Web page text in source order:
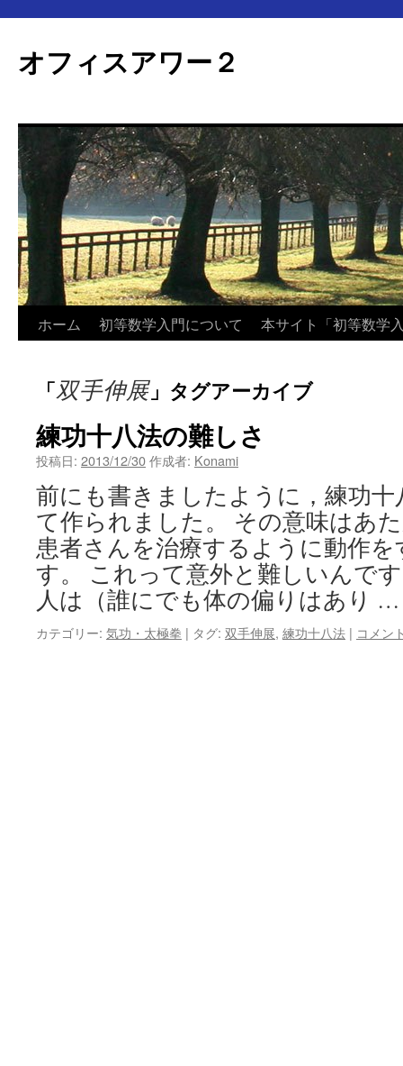
オフィスアワー２
ツ
へ
キ
プ
ホーム 初等数学入門について 本サイト「初等数学
「双手伸展」タグアーカイブ
練功十八法の難しさ
投稿日: 2013/12/30作成者: Konami
前にも書きましたように，練功
て作られました。 その意味はあ
患者さんを治療するように動作
す。 これって意外と難しいんで
人は（誰にでも体の偏りはあり
カテゴリー: 気功・太極拳 | タグ: 双手伸展, 練功十八法 | コメン